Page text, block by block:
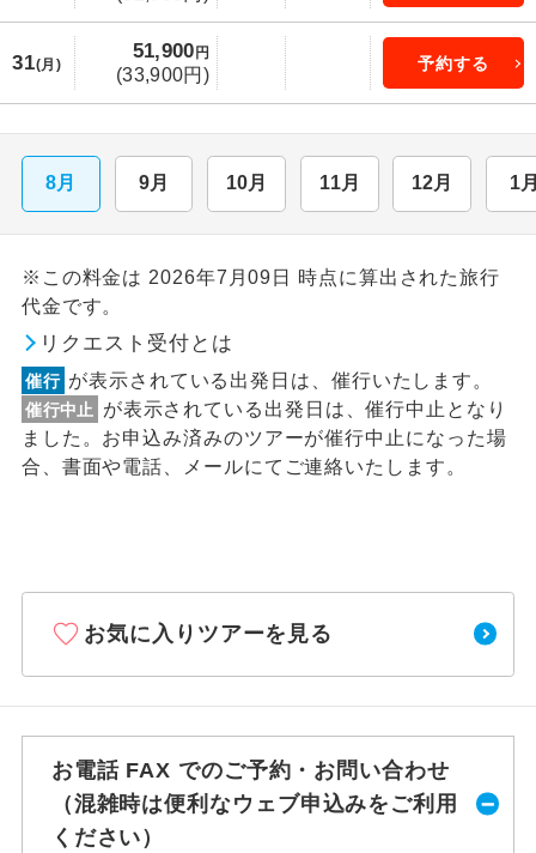
31(月)
51,900 円
(33,900円)
予約する
8月 9月 10月 11月 12月 1
※この料金は 2026年7月09日 時点に算出された旅行
代金です。
リクエスト受付とは
催行 が表示されている出発日は、催行いたします。
催行中止
が表示されている出発日は、催行中止となり
ました。お申込み済みのツアーが催行中止になった場
合、書面や電話、メールにてご連絡いたします。
お気に入りツアーを見る
お電話 FAX でのご予約・お問い合わせ
（混雑時は便利なウェブ申込みをご利用
ください）